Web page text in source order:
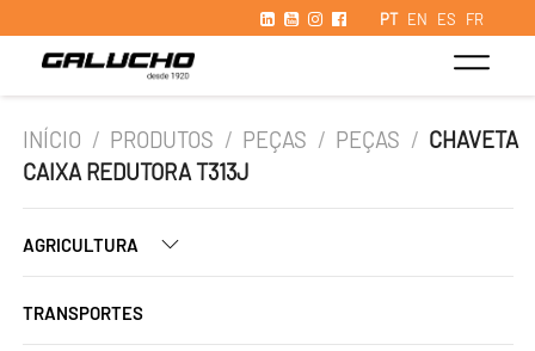
PT EN ES FR
INÍCIO / PRODUTOS / PEÇAS / PEÇAS / CHAVETA
CAIXA REDUTORA T313J
AGRICULTURA
TRANSPORTES